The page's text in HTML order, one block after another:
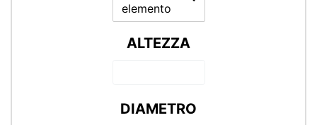
elemento
ALTEZZA
DIAMETRO